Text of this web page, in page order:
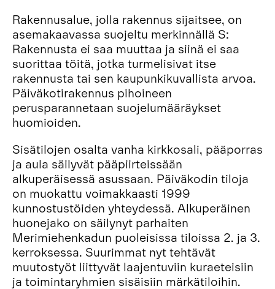
Rakennusalue, jolla rakennus sijaitsee, on
asemakaavassa suojeltu merkinnällä S:
Rakennusta ei saa muuttaa ja siinä ei saa
suorittaa töitä, jotka turmelisivat itse
rakennusta tai sen kaupunkikuvallista arvoa.
Päiväkotirakennus pihoineen
perusparannetaan suojelumääräykset
huomioiden.
Sisätilojen osalta vanha kirkkosali, pääporras
ja aula säilyvät pääpiirteissään
alkuperäisessä asussaan. Päiväkodin tiloja
on muokattu voimakkaasti 1999
kunnostustöiden yhteydessä. Alkuperäinen
huonejako on säilynyt parhaiten
Merimiehenkadun puoleisissa tiloissa 2. ja 3.
kerroksessa. Suurimmat nyt tehtävät
muutostyöt liittyvät laajentuviin kuraeteisiin
ja toimintaryhmien sisäisiin märkätiloihin.